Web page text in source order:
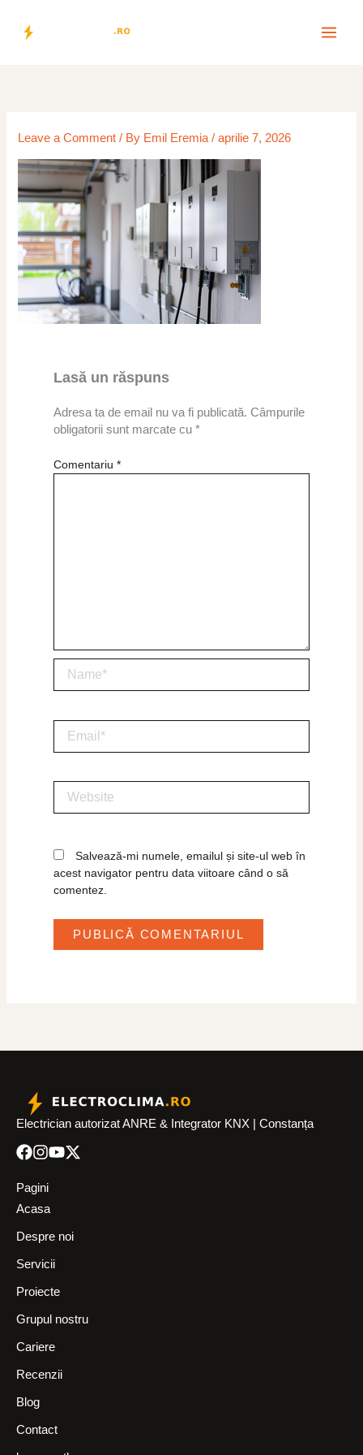
content
Leave a Comment / By Emil Eremia/aprilie 7, 2026
Lasă un răspuns
Adresa ta de email nu va fi publicată. Câmpurile
obligatorii sunt marcate cu*
Comentariu*
Salvează-mi numele, emailul și site-ul web în
acest navigator pentru data viitoare când o să
comentez.
Electrician autorizat ANRE & Integrator KNX | Constanța
Pagini
Acasa
Despre noi
Servicii
Proiecte
Grupul nostru
Cariere
Recenzii
Blog
Contact